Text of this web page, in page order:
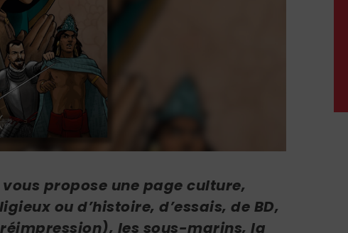
vous propose une page culture,
ou d’histoire, d’essais, de BD,
les sous-marins, la